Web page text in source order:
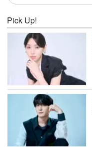
Pick Up!